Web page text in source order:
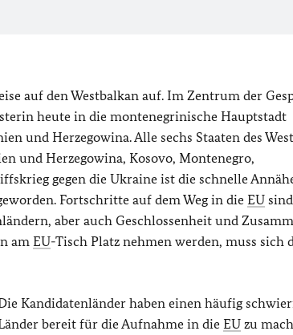
auf den Westbalkan auf. Im Zentrum der
heute in die montenegrinische Hauptstadt
und Herzegowina. Alle sechs Staaten des
und Herzegowina, Kosovo, Montenegro,
gegen die Ukraine ist die schnelle
Fortschritte auf dem Weg in die EU sind
aber auch Geschlossenheit und
am EU-Tisch Platz nehmen werden, muss sich
Kandidatenländer haben einen häufig
bereit für die Aufnahme in die EU zu